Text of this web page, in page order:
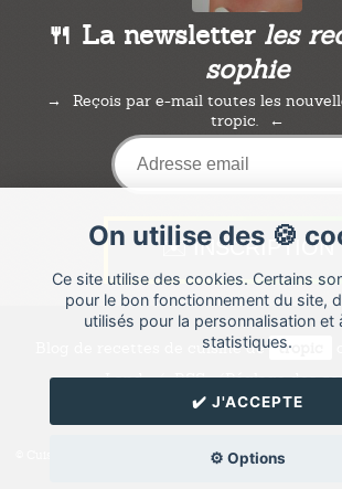
On utilise des 🍪
Ce site utilise des cookies. Certains
pour le bon fonctionnement du site,
utilisés pour la personnalisation et
statistiques.
✔️ J'ACCEPTE
⚙️ Options
🍴 La newsletter les
sophie
Reçois par e-mail toutes les
tropic.
Blog de recettes de cuisine de tropic
Land ⁄ RSS ⁄Réglage des
✉️ Contacter tropic
© Cuisine.land : La plateforme de blog spécialisée dans
un blog de cuisine